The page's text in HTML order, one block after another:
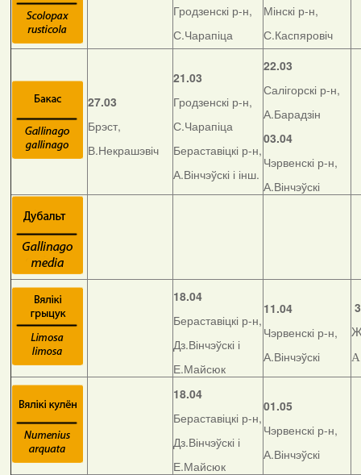
Гродзенскі р-н,
С.Чарапіца
Мінскі р-н,
С.Каспяровіч
27.03
Брэст,
В.Некрашэвіч
21.03
Гродзенскі р-н,
С.Чарапіца
Бераставіцкі р-н,
А.Вінчэўскі і інш.
22.03
Салігорскі р-н,
А.Барадзін
03.04
Чэрвенскі р-н,
А.Вінчэўскі
18.04
Бераставіцкі р-н,
Дз.Вінчэўскі і
Е.Майсюк
11.04
Чэрвенскі р-н,
А.Вінчэўскі
18.04
Бераставіцкі р-н,
Дз.Вінчэўскі і
Е.Майсюк
01.05
Чэрвенскі р-н,
А.Вінчэўскі